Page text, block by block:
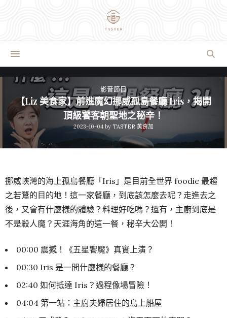
影音節目
【Liz 美食家】前進魔幻挪威孤島餐廳 Iris，揭開
頂級饕客朝聖地之秘辛！
2023-10-04 by TASTER 美食加
挪威峽灣的海上孤島餐廳「Iris」是目前全世界 foodie 最趨
之若鶩的目的地！這一家餐廳，到底該怎麼去呢？走進去之
後，又會有什麼樣的體驗？料理好吃嗎？還有，主廚到底是
不是殺人魔？天涯海角的這一餐，秘辛大公開！
00:00 震撼！《五星饗魘》真實上演？
00:30 Iris 是一間什麼樣的餐廳？
02:40 如何抵達 Iris？過程像場冒險！
04:04 第一站：主廚夫婦居住的島上船屋